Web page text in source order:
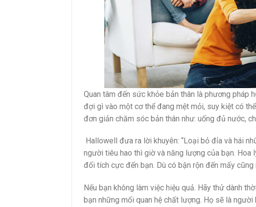
Quan tâm đến sức khỏe bản thân là phương pháp
đợi gì vào một cơ thể đang mệt mỏi, suy kiệt có
đơn giản chăm sóc bản thân như: uống đủ nước,
Hallowell đưa ra lời khuyên: “Loại bỏ đỉa và hái
người tiêu hao thì giờ và năng lượng của bạn. Hoa
đổi tích cực đến bạn. Dù có bận rộn đến mấy
Nếu bạn không làm việc hiệu quả. Hãy thử dành
bạn những mối quan hệ chất lượng. Họ sẽ là